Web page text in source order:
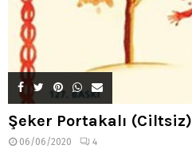
Şeker Portakalı (Ciltsiz)
06/06/2020 4